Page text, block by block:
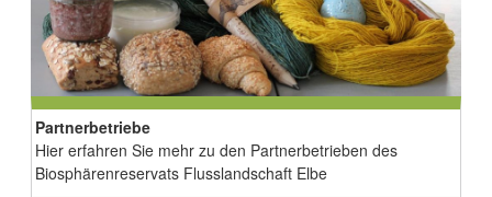
Partnerbetriebe
Hier erfahren Sie mehr zu den Partnerbetrieben des
Biosphärenreservats Flusslandschaft Elbe